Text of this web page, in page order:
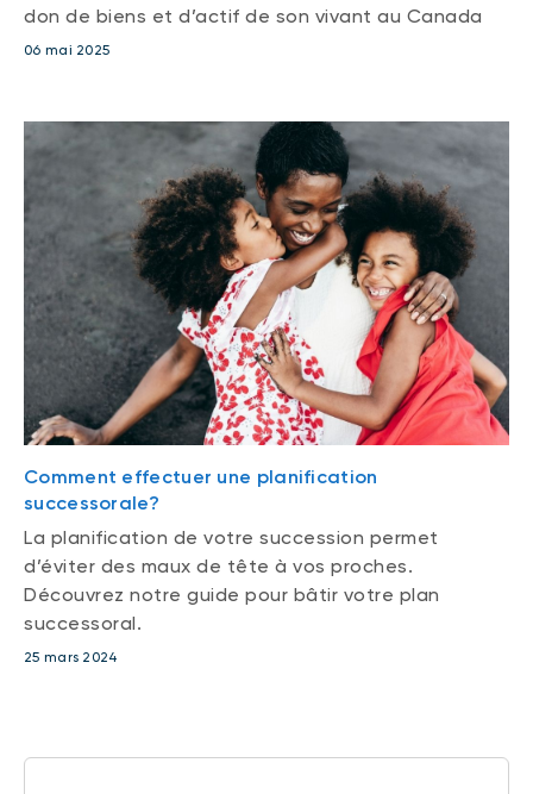
don de biens et d’actif de son vivant au Canada
06 mai 2025
Comment effectuer une planification
successorale?
La planification de votre succession permet
d’éviter des maux de tête à vos proches.
Découvrez notre guide pour bâtir votre plan
successoral.
25 mars 2024